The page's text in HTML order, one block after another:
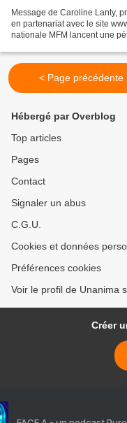
Message de Caroline Lanty,
en partenariat avec le site
nationale MFM lancent une
< Page précédente
Hébergé par Overblog
Top articles
Pages
Contact
Signaler un abus
C.G.U.
Cookies et données
Préférences cookies
Voir le profil de Unanima
Créer